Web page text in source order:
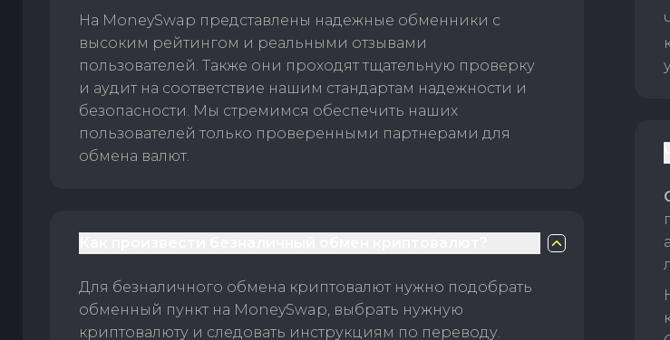
На MoneySwap представлены надежные обменники с
высоким рейтингом и реальными отзывами
пользователей. Также они проходят тщательную проверку
и аудит на соответствие нашим стандартам надежности и
безопасности. Мы стремимся обеспечить наших
пользователей только проверенными партнерами для
обмена валют.
Для безналичного обмена криптовалют нужно подобрать
обменный пункт на MoneySwap, выбрать нужную
криптовалюту и следовать инструкциям по переводу.